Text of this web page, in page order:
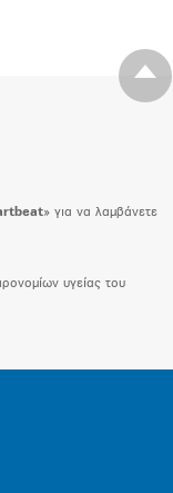
» για να λαμβάνετε
υγείας του